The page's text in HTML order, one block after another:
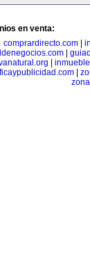
en venta:
comprardirecto.com
|